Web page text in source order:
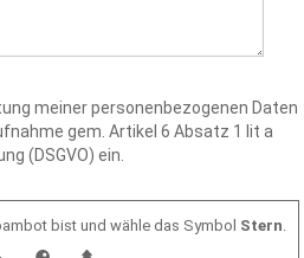
meiner personenbezogenen Daten
gem. Artikel 6 Absatz 1 lit a
(DSGVO) ein.
bist und wähle das Symbol Stern